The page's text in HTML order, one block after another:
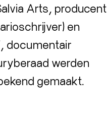
Arts, producent
en
documentair
werden
gemaakt.